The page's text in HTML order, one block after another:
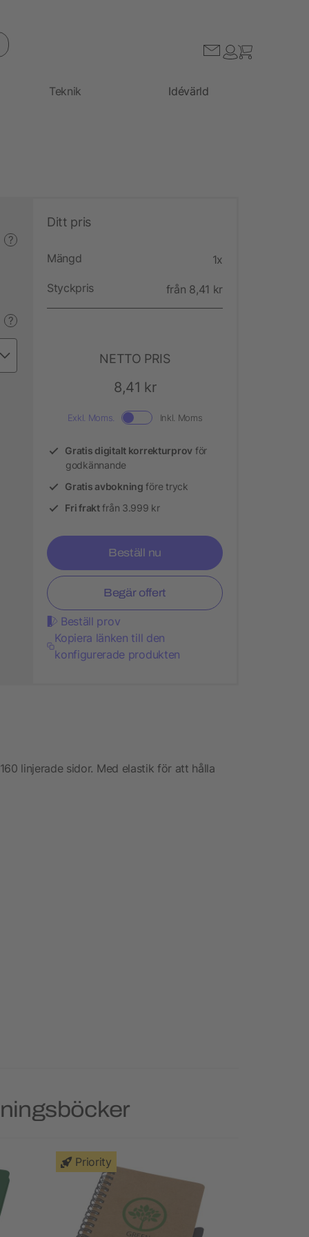
Teknik Idévärld
?
?
Ditt pris
Mängd 1x
Styckpris från 8,41 kr
NETTO PRIS
8,41 kr
Exkl. Moms. Inkl. Moms
Gratis digitalt korrekturprov för
godkännande
Gratis avbokning före tryck
Fri fraktfrån 3.999 kr
Beställ nu
Begär offert
Beställ prov
Kopiera länken till den
konfigurerade produkten
linjerade sidor. Med elastik för att hålla
Priority